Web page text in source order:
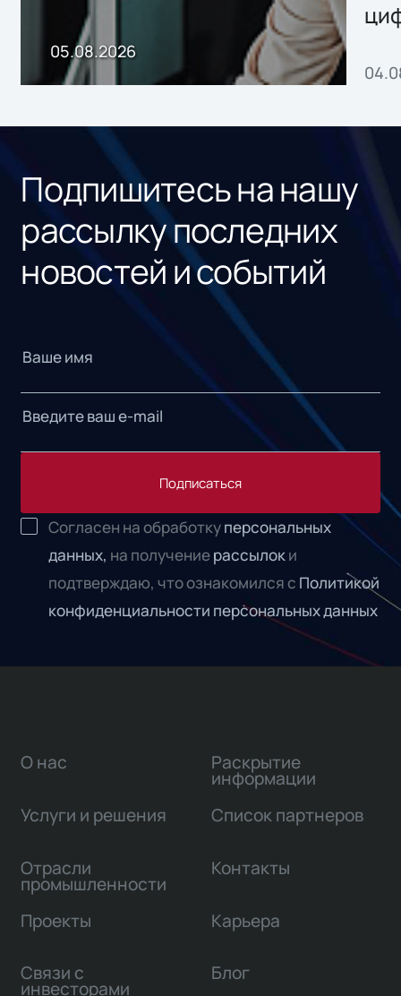
05.08.2026
Подпишитесь на нашу
рассылку последних
новостей и событий
Подписаться
Согласен на обработкуперсональных
данных, на получениерассылоки
подтверждаю, что ознакомился с Политикой
конфиденциальности персональных данных
О нас
Услуги и решения
Отрасли
промышленности
Проекты
Связи с
инвесторами
Раскрытие
информации
Список партнеров
Контакты
Карьера
Блог